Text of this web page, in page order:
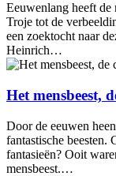
Eeuwenlang heeft de
Troje tot de
een zoektocht naar
Heinrich…
Het mensbeest,
Door de eeuwen
fantastische
fantasieën? Ooit
mensbeest.…